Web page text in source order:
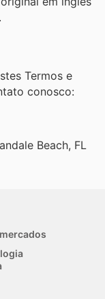
Termos e
conosco:
Beach, FL